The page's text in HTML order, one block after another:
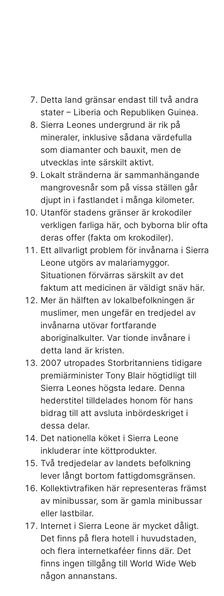
Detta land gränsar endast till två andra
stater – Liberia och Republiken Guinea.
Sierra Leones undergrund är rik på
mineraler, inklusive sådana värdefulla
som diamanter och bauxit, men de
utvecklas inte särskilt aktivt.
Lokalt stränderna är sammanhängande
mangrovesnår som på vissa ställen går
djupt in i fastlandet i många kilometer.
Utanför stadens gränser är krokodiler
verkligen farliga här, och byborna blir ofta
deras offer (fakta om krokodiler).
Ett allvarligt problem för invånarna i Sierra
Leone utgörs av malariamyggor.
Situationen förvärras särskilt av det
faktum att medicinen är väldigt snäv här.
Mer än hälften av lokalbefolkningen är
muslimer, men ungefär en tredjedel av
invånarna utövar fortfarande
aboriginalkulter. Var tionde invånare i
detta land är kristen.
2007 utropades Storbritanniens tidigare
premiärminister Tony Blair högtidligt till
Sierra Leones högsta ledare. Denna
hederstitel tilldelades honom för hans
bidrag till att avsluta inbördeskriget i
dessa delar.
Det nationella köket i Sierra Leone
inkluderar inte köttprodukter.
Två tredjedelar av landets befolkning
lever långt bortom fattigdomsgränsen.
Kollektivtrafiken här representeras främst
av minibussar, som är gamla minibussar
eller lastbilar.
Internet i Sierra Leone är mycket dåligt.
Det finns på flera hotell i huvudstaden,
och flera internetkaféer finns där. Det
finns ingen tillgång till World Wide Web
någon annanstans.